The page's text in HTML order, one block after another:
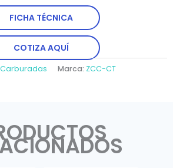
FICHA TÉCNICA
COTIZA AQUÍ
Marca: ZCC-CT